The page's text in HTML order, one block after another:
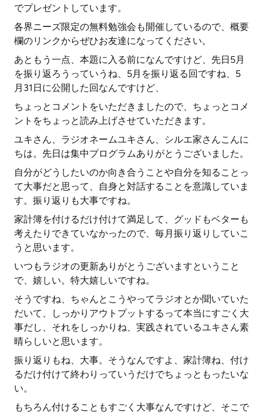
でプレゼントしています。
各界ニーズ限定の無料勉強会も開催しているので、概要
欄のリンクからぜひお友達になってください。
あともう一点、本題に入る前になんですけど、先日5月
を振り返ろうっていうね、5月を振り返る回ですね、5
月31日に公開した回なんですけど、
ちょっとコメントをいただきましたので、ちょっとコメ
ントをちょっと読み上げさせていただきます。
ユキさん、ラジオネームユキさん、シルエ家さんこんに
ちは。先日は集中プログラムありがとうございました。
自分がどうしたいのか向き合うことや自分を知ることっ
て大事だと思って、自身と対話することを意識していま
す。振り返りも大事ですね。
家計簿を付けるだけ付けて満足して、グッドもベターも
考えたりできていなかったので、毎月振り返りしていこ
うと思います。
いつもラジオの更新ありがとうございますということ
で、嬉しい。特大嬉しいですね。
そうですね、ちゃんとこうやってラジオとか聞いていた
だいて、しっかりアウトプットするって本当にすごく大
事だし、それをしっかりね、実践されているユキさん素
晴らしいと思います。
振り返りもね、大事。そうなんですよ、家計簿ね、付け
るだけ付けて終わりっていうだけでちょっともったいな
い。
もちろん付けることもすごく大事なんですけど、そこで